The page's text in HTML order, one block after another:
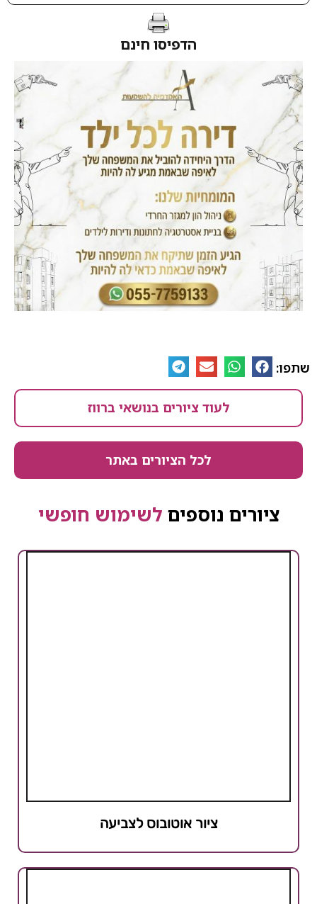
הדפיסו חינם
שתפו:
לעוד ציורים בנושאי ברווז
לכל הציורים באתר
ציורים נוספים לשימוש חופשי
ציור אוטובוס לצביעה